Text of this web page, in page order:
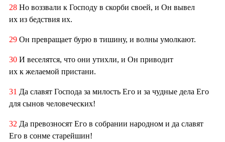
28 Но воззвали к Господу в скорби своей, и Он вывел
их из бедствия их.
29 Он превращает бурю в тишину, и волны умолкают.
30 И веселятся, что они утихли, и Он приводит
их к желаемой пристани.
31 Да славят Господа за милость Его и за чудные дела Его
для сынов человеческих!
32 Да превозносят Его в собрании народном и да славят
Его в сонме старейшин!